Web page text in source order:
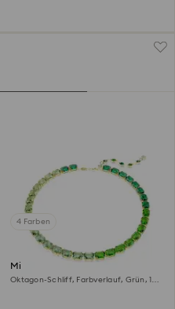
4 Farben
Millenia Halskette
Oktagon-Schliff, Farbverlauf, Grün, 18K